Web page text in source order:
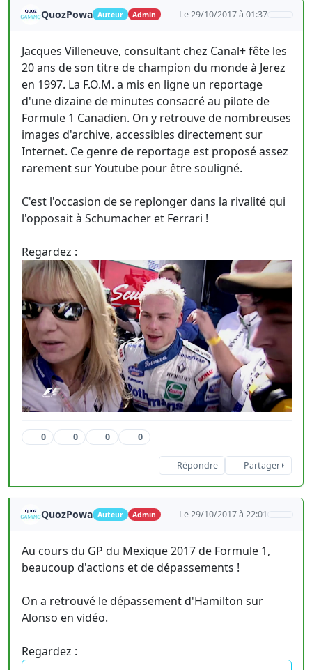
QuozPowa Auteur Admin Le 29/10/2017 à 01:37
Jacques Villeneuve, consultant chez Canal+ fête les
20 ans de son titre de champion du monde à Jerez
en 1997. La F.O.M. a mis en ligne un reportage
d'une dizaine de minutes consacré au pilote de
Formule 1 Canadien. On y retrouve de nombreuses
images d'archive, accessibles directement sur
Internet. Ce genre de reportage est proposé assez
rarement sur Youtube pour être souligné.
C'est l'occasion de se replonger dans la rivalité qui
l'opposait à Schumacher et Ferrari !
Regardez :
0 0 0 0
Répondre Partager
QuozPowa Auteur Admin Le 29/10/2017 à 22:01
Au cours du GP du Mexique 2017 de Formule 1,
beaucoup d'actions et de dépassements !
On a retrouvé le dépassement d'Hamilton sur
Alonso en vidéo.
Regardez :